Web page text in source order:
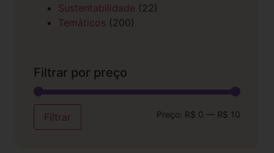
Sustentabilidade (22)
Temáticos (200)
Filtrar por preço
Filtrar Preço: R$ 0 — R$ 10